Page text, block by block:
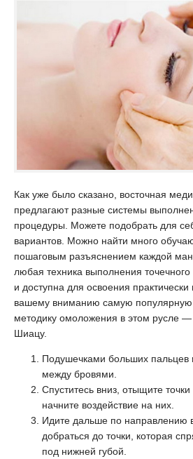
Как уже было сказано, восточная
предлагают разные системы
процедуры. Можете подобрать для
вариантов. Можно найти много
пошаговым разъяснением каждой
любая техника выполнения
и доступна для освоения
вашему вниманию самую популярную
методику омоложения в этом русле
Шиацу.
Подушечками больших пальцев
между бровями.
Спуститесь вниз, отыщите
начните воздействие на них.
Идите дальше по направлению
добраться до точки, которая
под нижней губой.